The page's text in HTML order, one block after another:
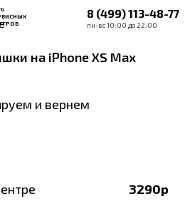
8 (499) 113-48-77
пн-вс 10:00 до 22:00
на iPhone XS Max
и вернем
3290р